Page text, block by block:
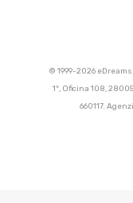
© 1999-2026
1º, Oficina 108,
660117.